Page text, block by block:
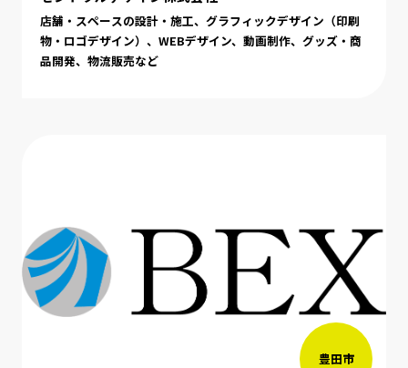
店舗・スペースの設計・施工、グラフィックデザイン（印刷
物・ロゴデザイン）、WEBデザイン、動画制作、グッズ・商
品開発、物流販売など
豊田市